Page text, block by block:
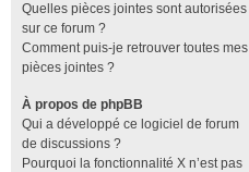
Quelles pièces jointes sont autorisées
sur ce forum ?
Comment puis-je retrouver toutes mes
pièces jointes ?
À propos de phpBB
Qui a développé ce logiciel de forum
de discussions ?
Pourquoi la fonctionnalité X n’est pas